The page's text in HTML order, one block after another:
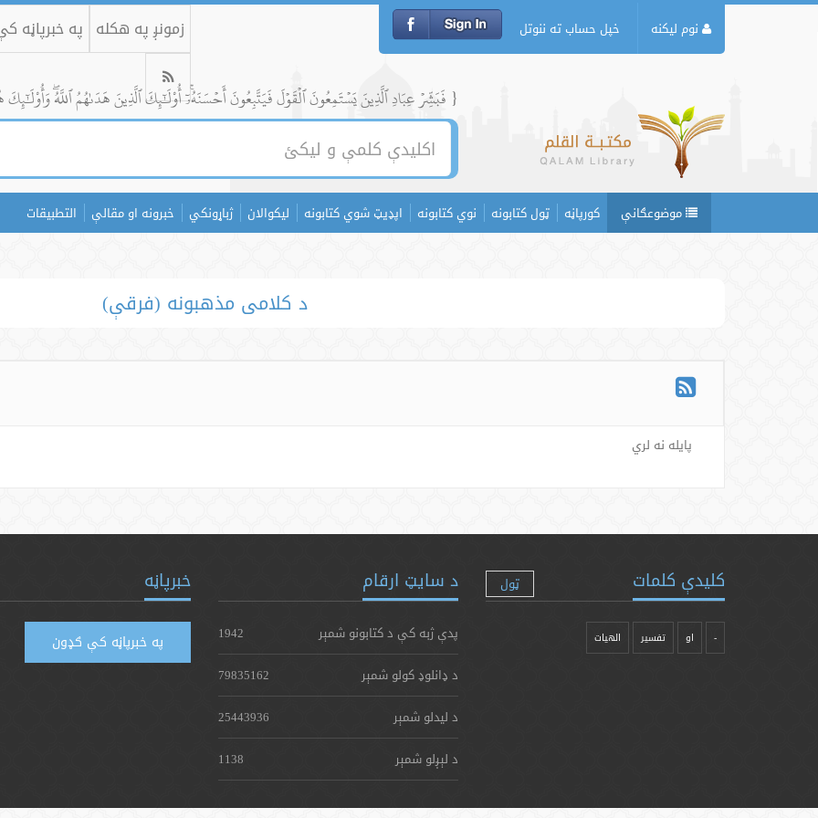
نوم لیکنه خپل حساب ته ننوتل زمونږ په هکله په خبرپاڼه
{ فَبَشِّرۡ عِبَادِ ٱلَّذِينَ يَسۡتَمِعُونَ ٱلۡقَوۡلَ فَيَتَّبِعُونَ أَحۡسَنَهُۥٓۚ أُوْلَٰٓئِكَ ٱلَّذِينَ هَدَىٰهُمُ ٱللَّهُۖ وَأُوْلَٰٓئِكَ
موضوعګانې کورپاڼه ټول کتابونه نوي کتابونه اپډیټ شوي کتابونه لیکوالان ژباړونکي خبرونه او مقالې التطبيقات
د کلامی مذهبونه (فرقې)
پایله نه لري
کلیدې کلمات ټول
- او تفسیر الهیات
د سایټ ارقام
پدې ژبه کې د کتابونو شمېر
1942
د ډانلوډ کولو شمېر
79835162
د لیدلو شمېر
25443936
د لېږلو شمېر
1138
خبرپاڼه
په خبرپاڼه کې ګډون